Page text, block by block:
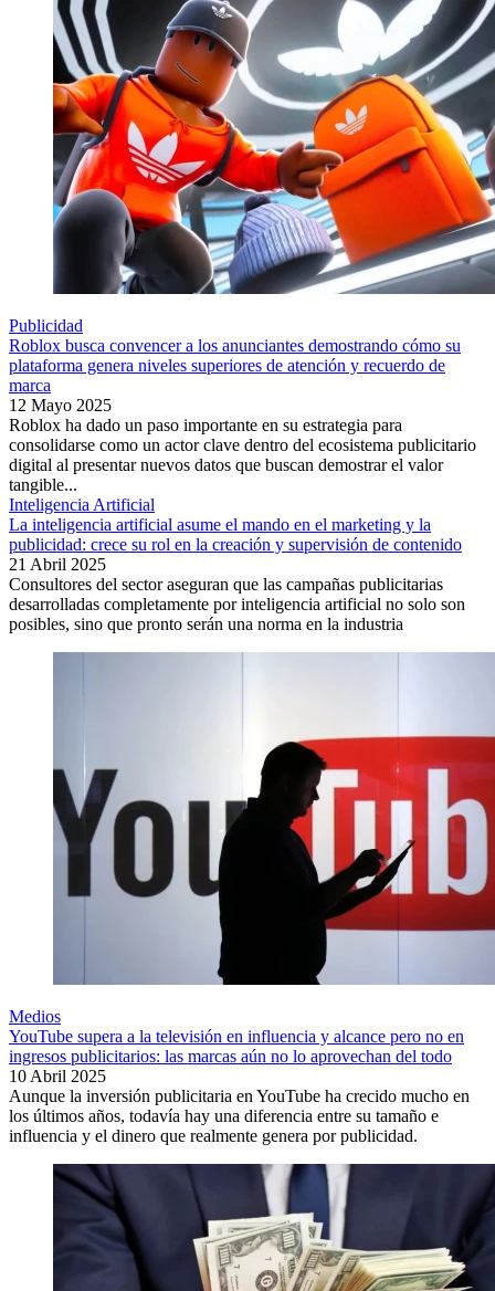
Publicidad
Roblox busca convencer a los anunciantes demostrando cómo su
plataforma genera niveles superiores de atención y recuerdo de
marca
12 Mayo 2025
Roblox ha dado un paso importante en su estrategia para
consolidarse como un actor clave dentro del ecosistema publicitario
digital al presentar nuevos datos que buscan demostrar el valor
tangible...
Inteligencia Artificial
La inteligencia artificial asume el mando en el marketing y la
publicidad: crece su rol en la creación y supervisión de contenido
21 Abril 2025
Consultores del sector aseguran que las campañas publicitarias
desarrolladas completamente por inteligencia artificial no solo son
posibles, sino que pronto serán una norma en la industria
Medios
YouTube supera a la televisión en influencia y alcance pero no en
ingresos publicitarios: las marcas aún no lo aprovechan del todo
10 Abril 2025
Aunque la inversión publicitaria en YouTube ha crecido mucho en
los últimos años, todavía hay una diferencia entre su tamaño e
influencia y el dinero que realmente genera por publicidad.